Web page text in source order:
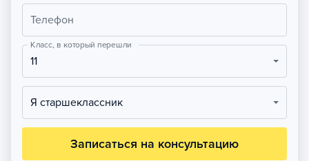
Телефон
Класс, в который перешли
11
Я старшеклассник
Записаться на консультацию